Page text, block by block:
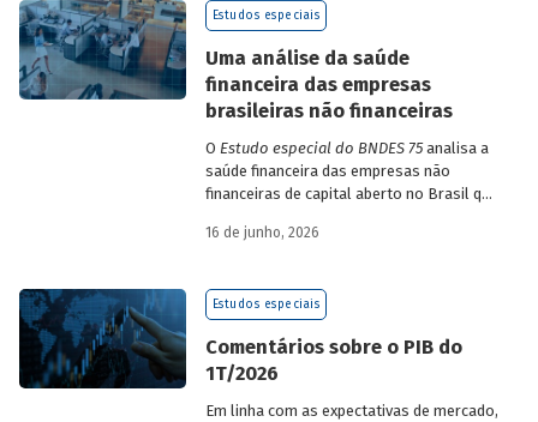
Estudos especiais
Uma análise da saúde
financeira das empresas
brasileiras não financeiras
O Estudo especial do BNDES 75analisa a
saúde financeira das empresas não
financeiras de capital aberto no Brasil que
valores. Para isso, parte de uma amostra
dimensões: lucratividade, solvência,
16 de junho, 2026
Estudos especiais
Comentários sobre o PIB do
1T/2026
Em linha com as expectativas de mercado,